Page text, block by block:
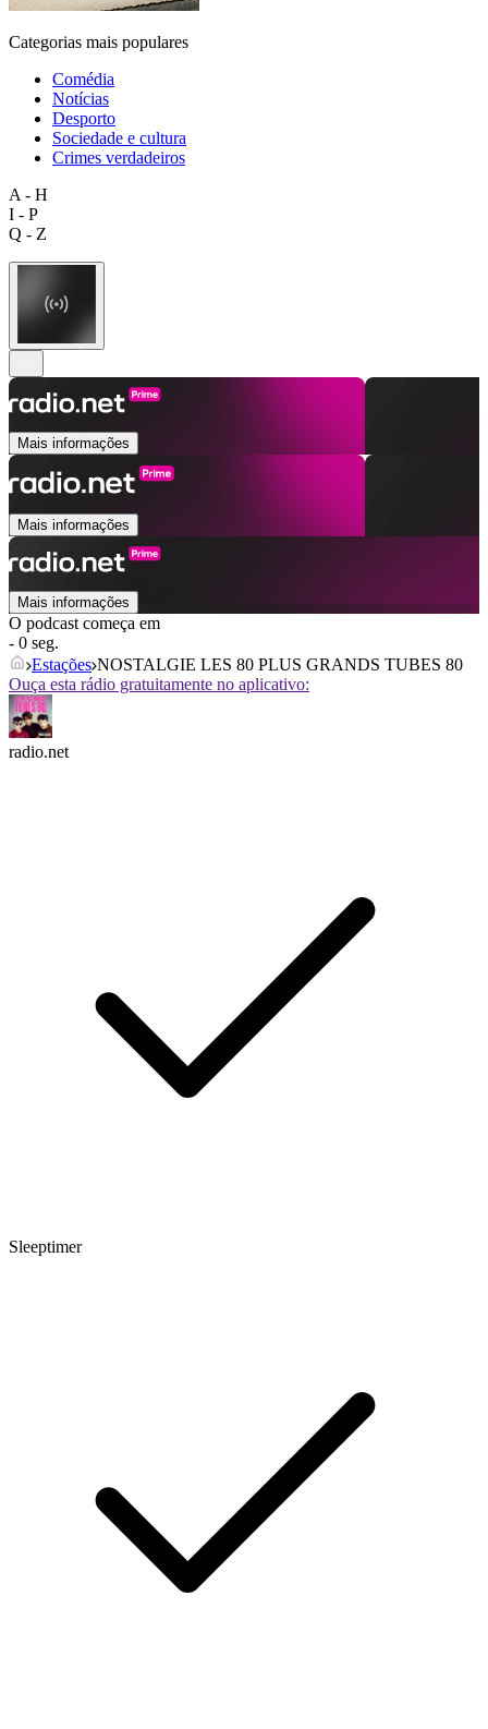
Categorias mais populares
Comédia
Notícias
Desporto
Sociedade e cultura
Crimes verdadeiros
A - H
I - P
Q - Z
Mais informações
Mais informações
Mais informações
O podcast começa em
- 0 seg.
Estações NOSTALGIE LES 80 PLUS GRANDS TUBES 80
Ouça esta rádio gratuitamente no aplicativo:
radio.net
Sleeptimer